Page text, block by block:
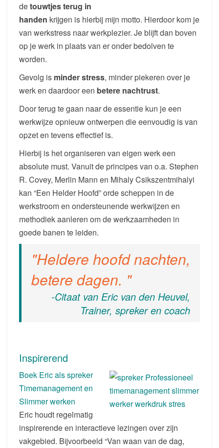
detouwtjes terug in
handen krijgen is hierbij mijn motto. Hierdoor kom je
van werkstress naar werkplezier. Je blijft dan boven
op je werk in plaats van er onder bedolven te
worden.
Gevolg is minder stress, minder piekeren over je
werk en daardoor een betere nachtrust.
Door terug te gaan naar de essentie kun je een
werkwijze opnieuw ontwerpen die eenvoudig is van
opzet en tevens effectief is.
Hierbij is het organiseren van eigen werk een
absolute must. Vanuit de principes van o.a. Stephen
R. Covey, Merlin Mann en Mihaly Csikszentmihalyi
kan “Een Helder Hoofd” orde scheppen in de
werkstroom en ondersteunende werkwijzen en
methodiek aanleren om de werkzaamheden in
goede banen te leiden.
Heldere hoofd nachten,
betere dagen.
-Citaat van Eric van den Heuvel,
Trainer, spreker en coach
Inspirerend
Boek Eric als spreker
Timemanagement en
Slimmer werken
Eric houdt regelmatig
inspirerende en interactieve lezingen over zijn
vakgebied. Bijvoorbeeld “Van waan van de dag,